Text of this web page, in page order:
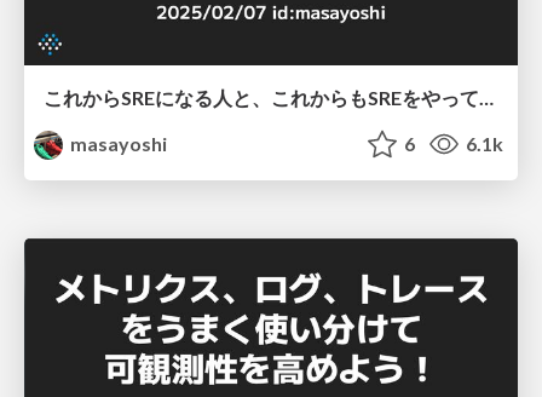
masayoshi
6 6.1k